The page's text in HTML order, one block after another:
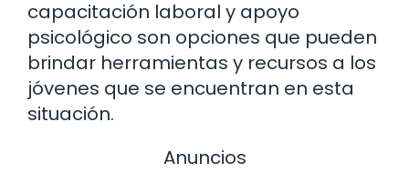
capacitación laboral y apoyo
psicológico son opciones que pueden
brindar herramientas y recursos a los
jóvenes que se encuentran en esta
situación.
Anuncios